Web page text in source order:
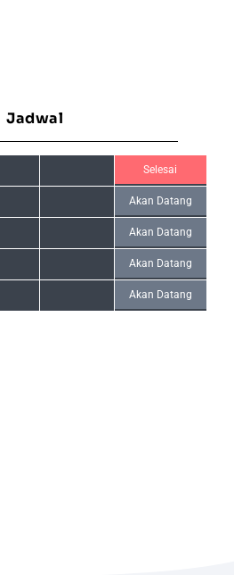
Jadwal
Selesai
Akan Datang
Akan Datang
Akan Datang
Akan Datang